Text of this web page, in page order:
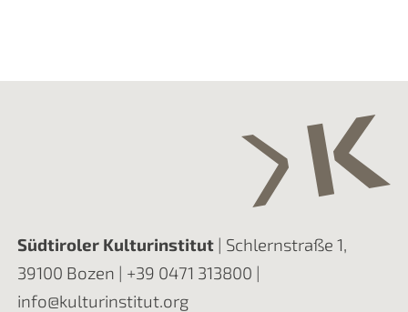
Südtiroler Kulturinstitut| Schlernstraße 1,
39100 Bozen | +39 0471 313800 |
info@kulturinstitut.org